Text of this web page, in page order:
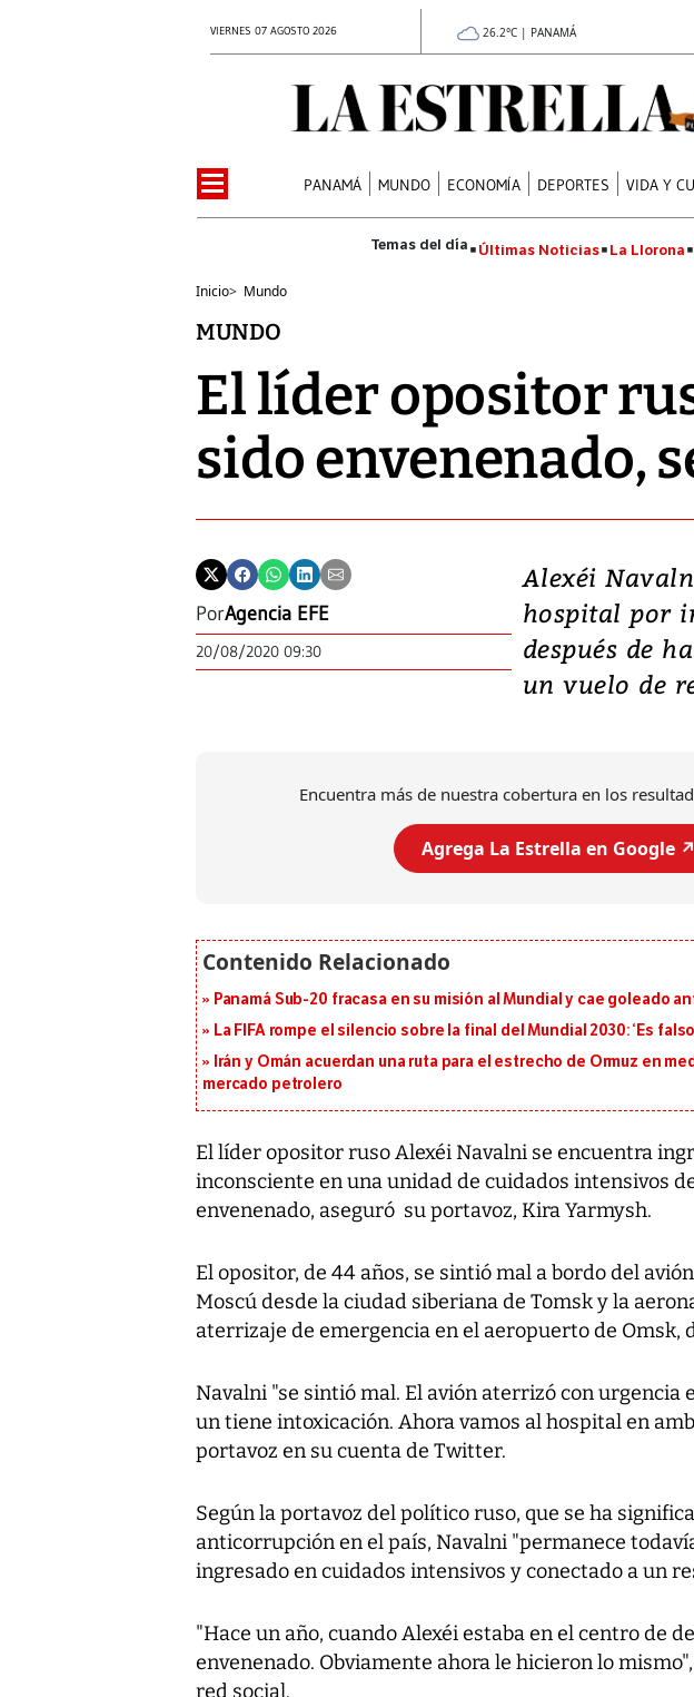
VIERNES 07 AGOSTO 2026 26.2°C | PANAMÁ
PANAMÁ MUNDO ECONOMÍA DEPORTES VIDA Y
Últimas Noticias La Llorona
Inicio> Mundo
MUNDO
El líder opositor
sido envenenado,
PorAgencia EFE
20/08/2020 09:30
Alexéi
hospital por
después de
un vuelo de
Encuentra más de nuestra cobertura en los
Agrega La Estrella en Google ↗️
Panamá Sub-20 fracasa en su misión al Mundial y cae goleado
La FIFA rompe el silencio sobre la final del Mundial 2030: ‘Es
Irán y Omán acuerdan una ruta para el estrecho de Ormuz en
mercado petrolero
El líder opositor ruso Alexéi Navalni se encuentra
inconsciente en una unidad de cuidados intensivos
envenenado, aseguró su portavoz, Kira Yarmysh.
El opositor, de 44 años, se sintió mal a bordo del
Moscú desde la ciudad siberiana de Tomsk y la
aterrizaje de emergencia en el aeropuerto de Omsk,
Navalni "se sintió mal. El avión aterrizó con urgencia
un tiene intoxicación. Ahora vamos al hospital en
portavoz en su cuenta de Twitter.
Según la portavoz del político ruso, que se ha
anticorrupción en el país, Navalni "permanece
ingresado en cuidados intensivos y conectado a un
"Hace un año, cuando Alexéi estaba en el centro de
envenenado. Obviamente ahora le hicieron lo
red social.
en
da